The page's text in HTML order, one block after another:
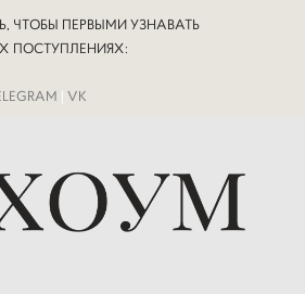
ЧТОБЫ ПЕРВЫМИ УЗНАВАТЬ
ПОСТУПЛЕНИЯХ:
| VK